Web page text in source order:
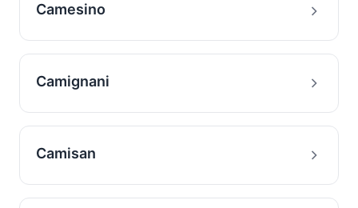
Camesino
Camignani
Camisan